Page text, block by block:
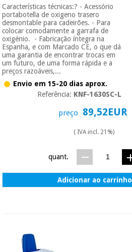
Características técnicas:? - Acessório
portabotella de oxigeno trasero
desmontable para cadeirões. - Para
colocar comodamente a garrafa de
oxigénio. - Fabricação íntegra na
Espanha, e com Marcado CE, o que dá
uma garantia de encontrar trocas em
um futuro, de uma forma rápida e a
preços razoáveis,...
Envio em 15-20 dias aprox.
Referência: KNF-1630SC-L
preço 89,52EUR
( IVA incl. 21%)
quant.
Adicionar ao carrinho